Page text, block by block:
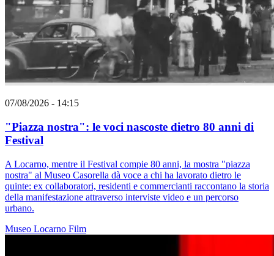
07/08/2026 - 14:15
"Piazza nostra": le voci nascoste dietro 80 anni di
Festival
A Locarno, mentre il Festival compie 80 anni, la mostra "piazza
nostra" al Museo Casorella dà voce a chi ha lavorato dietro le
quinte: ex collaboratori, residenti e commercianti raccontano la storia
della manifestazione attraverso interviste video e un percorso
urbano.
Museo Locarno Film